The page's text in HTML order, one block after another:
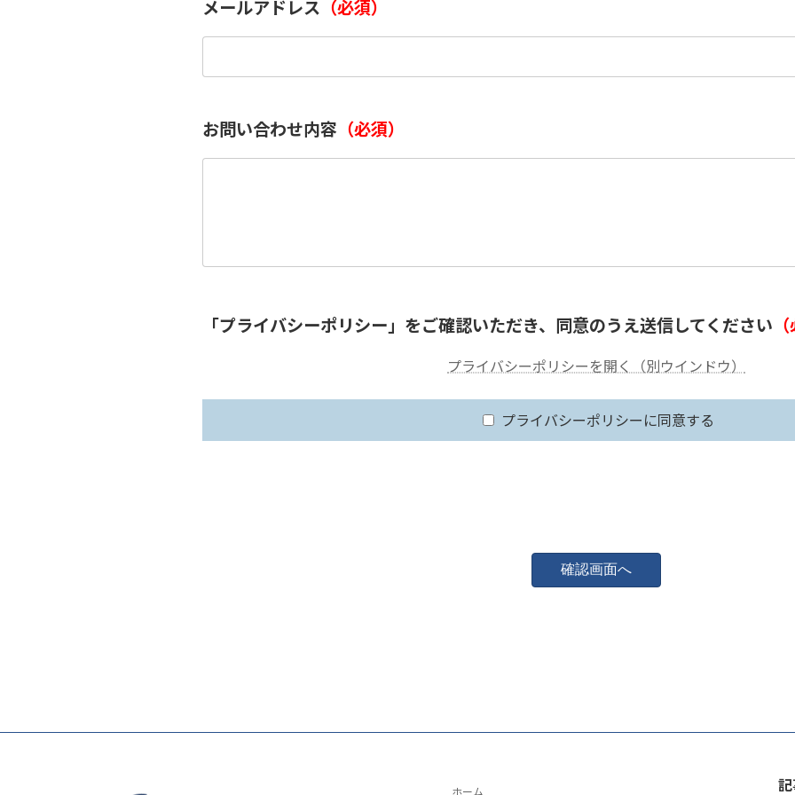
メールアドレス （必須）
お問い合わせ内容 （必須）
「プライバシーポリシー」をご確認いただき、同意のうえ送信してください
プライバシーポリシーを開く（別ウインドウ）
プライバシーポリシーに同意する
ホーム